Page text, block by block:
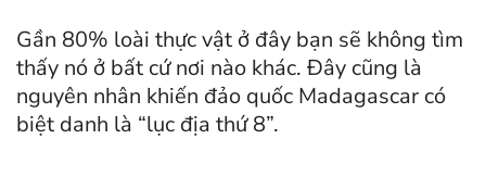
Gần 80% loài thực vật ở đây bạn sẽ không tìm
thấy nó ở bất cứ nơi nào khác. Đây cũng là
nguyên nhân khiến đảo quốc Madagascar có
biệt danh là “lục địa thứ 8”.